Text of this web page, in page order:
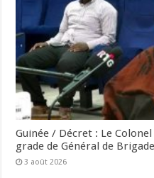
Guinée / Décret : Le
grade de Général de Brigade
3 août 2026